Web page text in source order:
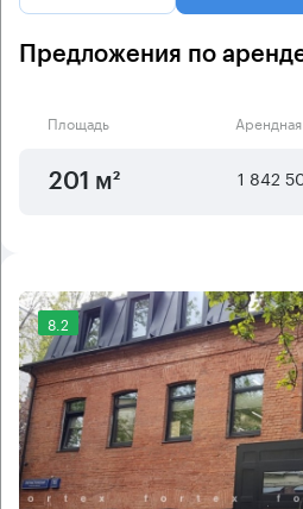
Предложения по
Площадь
201 м² 1 842
8.2